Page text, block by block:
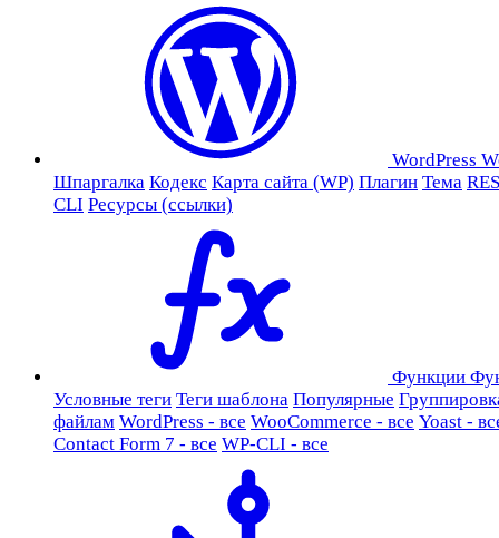
WordPress
Шпаргалка Кодекс Карта сайта (WP) Плагин Тема
CLI Ресурсы (ссылки)
Функции
Условные теги Теги шаблона Популярные
файлам WordPress - все WooCommerce - все Yoast -
Contact Form 7 - все WP-CLI - все